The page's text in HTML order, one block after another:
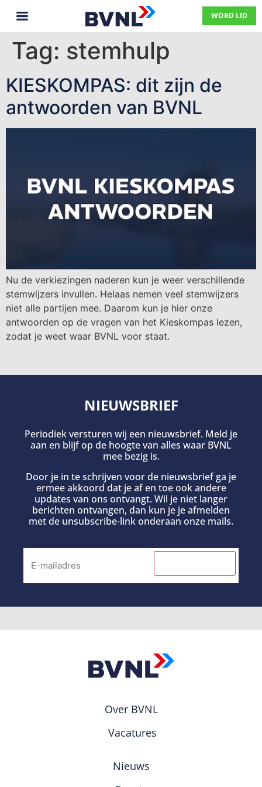
WORD LID
Tag: stemhulp
KIESKOMPAS: dit zijn de
antwoorden van BVNL
Nu de verkiezingen naderen kun je weer verschillende
stemwijzers invullen. Helaas nemen veel stemwijzers
niet alle partijen mee. Daarom kun je hier onze
antwoorden op de vragen van het Kieskompas lezen,
zodat je weet waar BVNL voor staat.
NIEUWSBRIEF
Periodiek versturen wij een nieuwsbrief. Meld je
aan en blijf op de hoogte van alles waar BVNL
mee bezig is.
Door je in te schrijven voor de nieuwsbrief ga je
ermee akkoord dat je af en toe ook andere
updates van ons ontvangt. Wil je niet langer
berichten ontvangen, dan kun je je afmelden
met de unsubscribe-link onderaan onze mails.
Over BVNL
Vacatures
Nieuws